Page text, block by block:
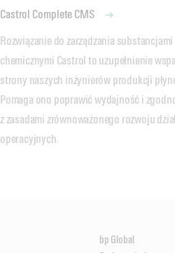
Castrol Complete CMS
Rozwiązanie do zarządzania substancjami
chemicznymi Castrol to uzupełnienie
strony naszych inżynierów produkcji
Pomaga ono poprawić wydajność i
z zasadami zrównoważonego rozwoju
operacyjnych.
bp Global